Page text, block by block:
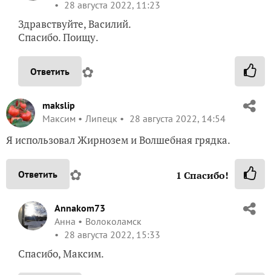
28 августа 2022, 11:23
Здравствуйте, Василий.
Спасибо. Поищу.
Ответить ✿
makslip
Максим
Липецк 28 августа 2022, 14:54
Я использовал Жирнозем и Волшебная грядка.
Ответить ✿ 1 Спасибо!
Annakom73
Анна
Волоколамск
28 августа 2022, 15:33
Спасибо, Максим.